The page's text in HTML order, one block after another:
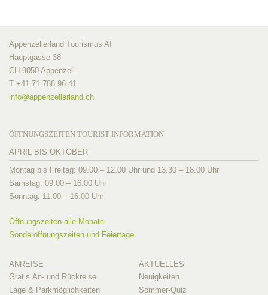
Appenzellerland Tourismus AI
Hauptgasse 38
CH-9050 Appenzell
T +41 71 788 96 41
info@appenzellerland.ch
ÖFFNUNGSZEITEN TOURIST INFORMATION
APRIL BIS OKTOBER
Montag bis Freitag: 09.00 – 12.00 Uhr und 13.30 – 18.00 Uhr
Samstag: 09.00 – 16.00 Uhr
Sonntag: 11.00 – 16.00 Uhr
Öffnungszeiten alle Monate
Sonderöffnungszeiten und Feiertage
ANREISE
Gratis An- und Rückreise
Lage & Parkmöglichkeiten
AKTUELLES
Neuigkeiten
Sommer-Quiz